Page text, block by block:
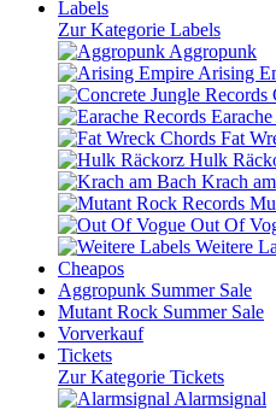
Labels
Zur Kategorie Labels
Aggropunk
Arising
Fat
Hulk
Krach
Out Of
Weitere
Cheapos
Aggropunk Summer Sale
Mutant Rock Summer Sale
Vorverkauf
Tickets
Zur Kategorie Tickets
Alarmsignal